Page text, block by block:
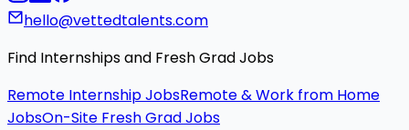
hello@vettedtalents.com
Find Internships and Fresh Grad Jobs
Remote Internship JobsRemote & Work from Home
JobsOn-Site Fresh Grad Jobs